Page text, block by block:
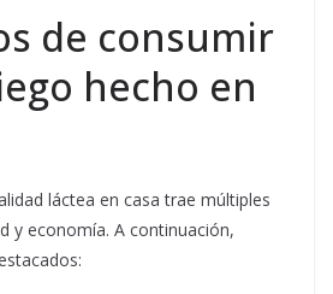
de consumir
hecho en
láctea en casa trae múltiples
y economía. A continuación,